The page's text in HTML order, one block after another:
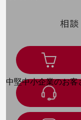
最新の導入事例や注目の
開催・出展する各種セミ
中堅中小企業のお客
NTTドコモビジネス
ビジネスお役立ち情
相